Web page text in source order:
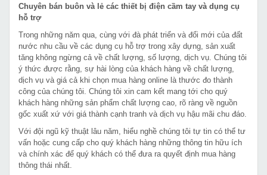
Chuyên bán buôn và lẻ các thiết bị điện cầm tay và dụng cụ
hỗ trợ
Trong những năm qua, cùng với đà phát triển và đổi mới của đất
nước nhu cầu về các dụng cụ hỗ trợ trong xây dựng, sản xuất
tăng không ngừng cả về chất lượng, số lượng, dịch vụ. Chúng tôi
ý thức được rằng, sự hài lòng của khách hàng về chất lượng,
dịch vụ và giá cả khi chọn mua hàng online là thước đo thành
công của chúng tôi. Chúng tôi xin cam kết mang tới cho quý
khách hàng những sản phẩm chất lượng cao, rõ ràng về nguồn
gốc xuất xứ với giá thành cạnh tranh và dịch vụ hậu mãi chu đáo.
Với đội ngũ kỹ thuật lâu năm, hiểu nghề chúng tôi tự tin có thể tư
vấn hoặc cung cấp cho quý khách hàng những thông tin hữu ích
và chính xác để quý khách có thể đưa ra quyết định mua hàng
thông thái nhất.